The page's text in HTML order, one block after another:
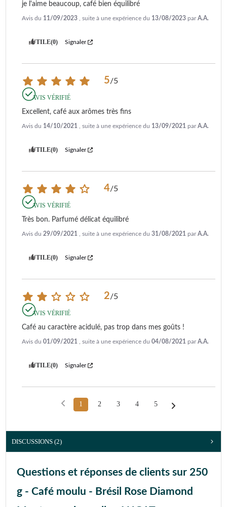
je l'aime beaucoup, café bien équilibré
Avis du 11/09/2023 , suite à une expérience du 13/08/2023 parA.A.
UTILE(0) Signaler
5/5
AVIS VÉRIFIÉ
Excellent, café aux arômes très fins
Avis du 14/10/2021 , suite à une expérience du 13/09/2021 parA.A.
UTILE(0) Signaler
4/5
AVIS VÉRIFIÉ
Très bon. Parfumé délicat équilibré
Avis du 29/09/2021 , suite à une expérience du 31/08/2021 parA.A.
UTILE(0) Signaler
2/5
AVIS VÉRIFIÉ
Café au caractère acidulé, pas trop dans mes goûts !
Avis du 01/09/2021 , suite à une expérience du 04/08/2021 parA.A.
UTILE(0) Signaler
1 2 3 4 5
DISCUSSIONS (2)
Questions et réponses de clients sur 250
g - Café moulu - Brésil Rose Diamond